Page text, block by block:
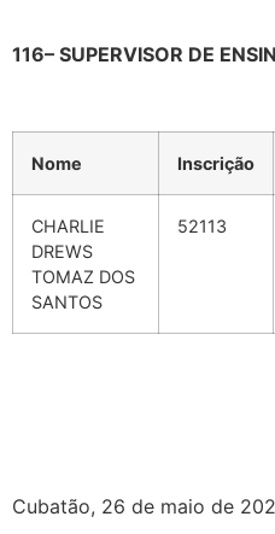
116– SUPERVISOR DE
Nome Inscrição
CHARLIE
DREWS
TOMAZ DOS
SANTOS
52113
Cubatão, 26 de maio de